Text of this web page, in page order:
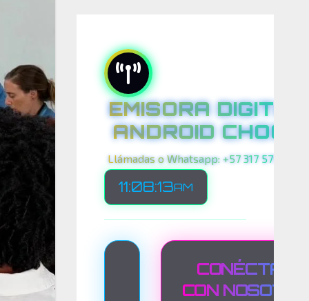
EMISORA DIGITAL
ANDROID CHOCO
Llámadas o Whatsapp: +57 317 575 00 21
11:08:15AM
CONÉCTATE
CON